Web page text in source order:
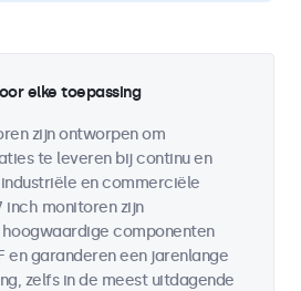
elke toepassing
zijn ontworpen om
te leveren bij continu en
en commerciële
inch monitoren zijn
componenten
en garanderen een jarenlange
zelfs in de meest uitdagende